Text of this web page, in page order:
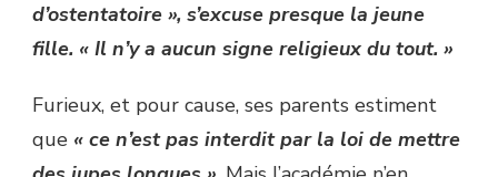
d’ostentatoire », s’excuse presque la jeune
fille. « Il n’y a aucun signe religieux du tout. »
Furieux, et pour cause, ses parents estiment
que « ce n’est pas interdit par la loi de mettre